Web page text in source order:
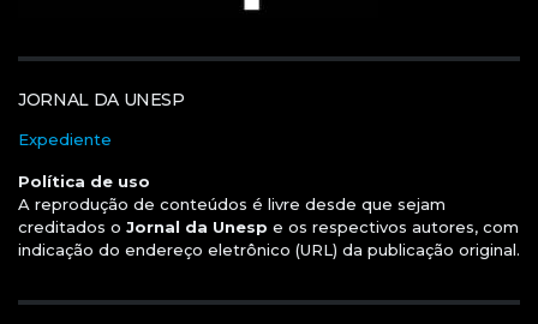
JORNAL DA UNESP
Expediente
Política de uso
A reprodução de conteúdos é livre desde que sejam
creditados o Jornal da Unesp e os respectivos autores, com
indicação do endereço eletrônico (URL) da publicação original.